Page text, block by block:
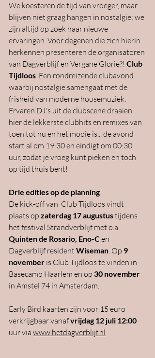
We koesteren de tijd van vroeger, maar
blijven niet graag hangen in nostalgie; we
zijn altijd op zoek naar nieuwe
ervaringen. Voor degenen die zich hierin
herkennen presenteren de organisatoren
van Dagverblijf en Vergane Glorie?! Club
Tijdloos. Een rondreizende clubavond
waarbij nostalgie samengaat met de
frisheid van moderne housemuziek.
Ervaren DJ's uit de clubscene draaien
hier de lekkerste clubhits en remixes van
toen tot nu en het mooie is... de avond
start al om 19:30 en eindigt om 00:30
uur, zodat je vroeg kunt pieken en toch
op tijd thuis bent!
Drie edities op de planning
De kick-off van  Club Tijdloos vindt
plaats op zaterdag 17 augustus tijdens
het festival Strandverblijf met o.a.
Quinten de Rosario, Eno-C en
Dagverblijf resident Wiseman. Op 9
november is Club Tijdloos te vinden in
Basecamp Haarlem en op 30 november
in Amstel 74 in Amsterdam.
Early Bird kaarten zijn voor 15 euro
verkrijgbaar vanaf vrijdag 12 juli 12:00
uur via www.hetdagverblijf.nl